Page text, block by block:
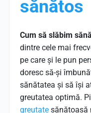
sănătos
Cum să slăbim
dintre cele mai
pe care și le pun
doresc să-și
sănătatea și să își
greutatea optimă.
greutate sănătoasă